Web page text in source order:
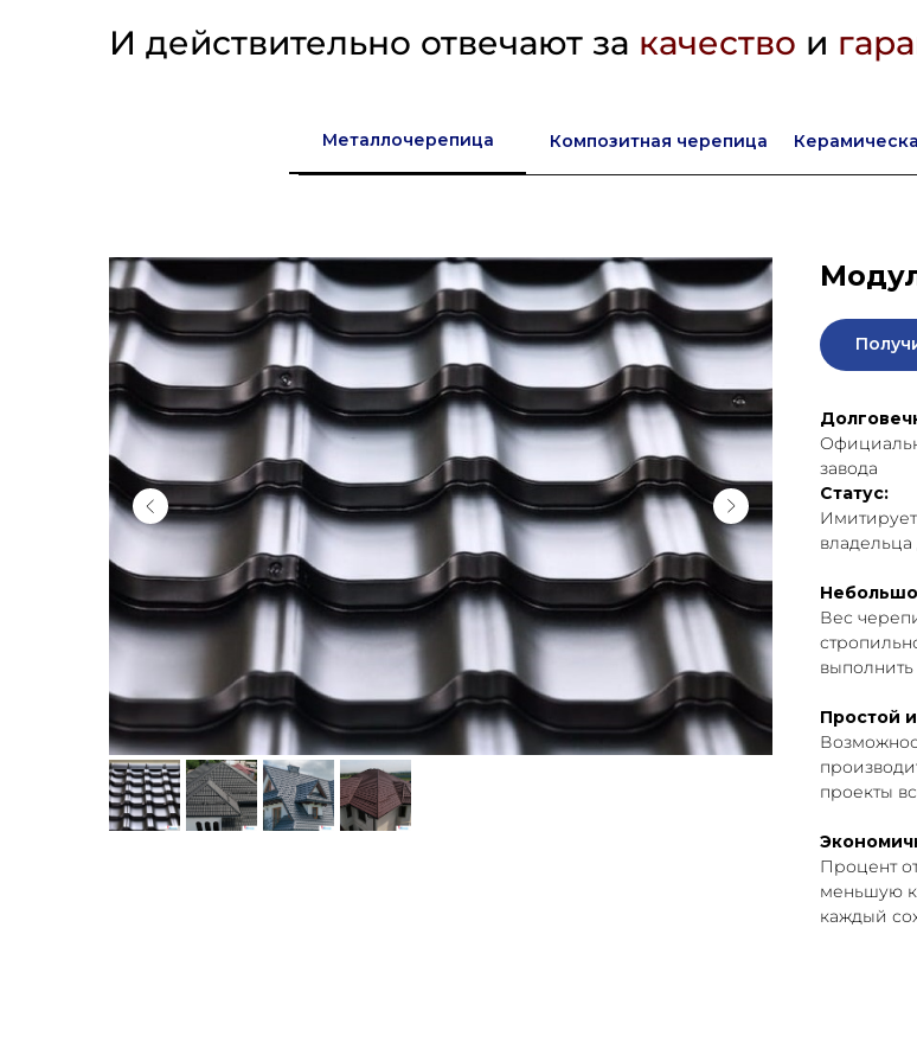
И действительно отвечают за качество и
Металлочерепица Композитная черепица
завода
Статус:
владельца
Вес
Простой
проекты
Процент
меньшую
каждый